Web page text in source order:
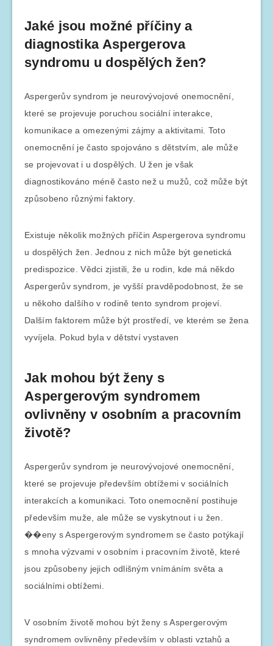
Jaké jsou možné příčiny a
diagnostika Aspergerova
syndromu u dospělých žen?
Aspergerův syndrom je neurovývojové onemocnění,
které se projevuje poruchou sociální interakce,
komunikace a omezenými zájmy a aktivitami. Toto
onemocnění je často spojováno s dětstvím, ale může
se projevovat i u dospělých. U žen je však
diagnostikováno méně často než u mužů, což může být
způsobeno různými faktory.
Existuje několik možných příčin Aspergerova syndromu
u dospělých žen. Jednou z nich může být genetická
predispozice. Vědci zjistili, že u rodin, kde má někdo
Aspergerův syndrom, je vyšší pravděpodobnost, že se
u někoho dalšího v rodině tento syndrom projeví.
Dalším faktorem může být prostředí, ve kterém se žena
vyvíjela. Pokud byla v dětství vystaven
Jak mohou být ženy s
Aspergerovým syndromem
ovlivněny v osobním a pracovním
životě?
Aspergerův syndrom je neurovývojové onemocnění,
které se projevuje především obtížemi v sociálních
interakcích a komunikaci. Toto onemocnění postihuje
především muže, ale může se vyskytnout i u žen.
��eny s Aspergerovým syndromem se často potýkají
s mnoha výzvami v osobním i pracovním životě, které
jsou způsobeny jejich odlišným vnímáním světa a
sociálními obtížemi.
V osobním životě mohou být ženy s Aspergerovým
syndromem ovlivněny především v oblasti vztahů a